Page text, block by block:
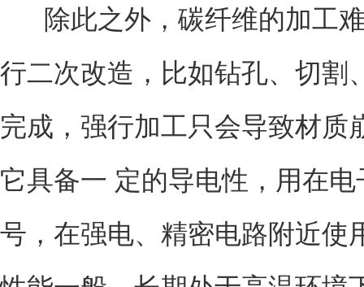
除此之外，碳纤维的加工
行二次改造，比如钻孔、切割
完成，强行加工只会导致材质
它具备一 定的导电性，用在
号，在强电、精密电路附近使